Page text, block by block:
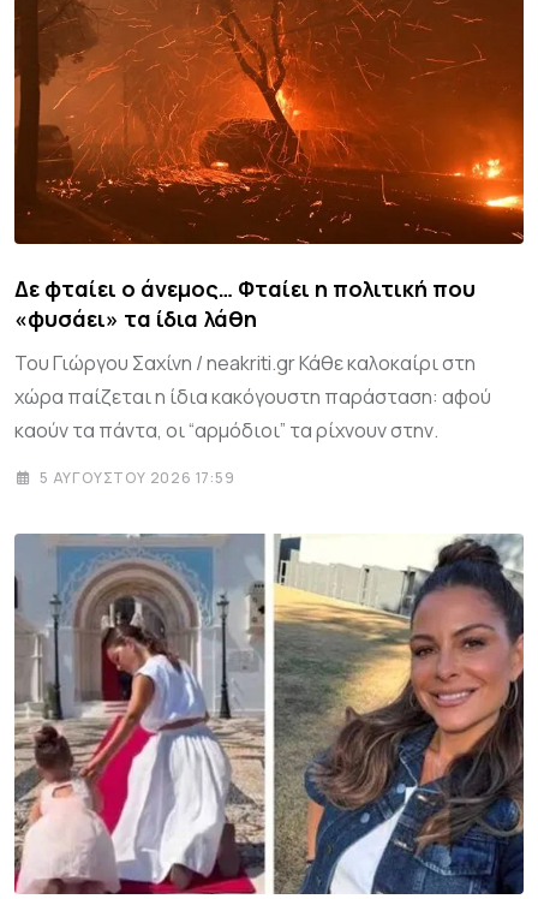
Δε φταίει ο άνεμος… Φταίει η πολιτική που
«φυσάει» τα ίδια λάθη
Του Γιώργου Σαχίνη / neakriti.gr Κάθε καλοκαίρι στη
χώρα παίζεται η ίδια κακόγουστη παράσταση: αφού
καούν τα πάντα, οι “αρμόδιοι” τα ρίχνουν στην.
5 ΑΥΓΟΎΣΤΟΥ 2026 17:59